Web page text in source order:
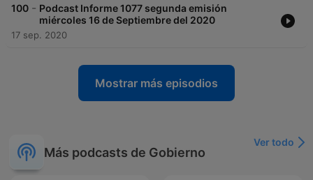
100 - Podcast Informe 1077 segunda emisión
miércoles 16 de Septiembre del 2020
17 sep. 2020
Mostrar más episodios
Más podcasts de Gobierno
Ver todo